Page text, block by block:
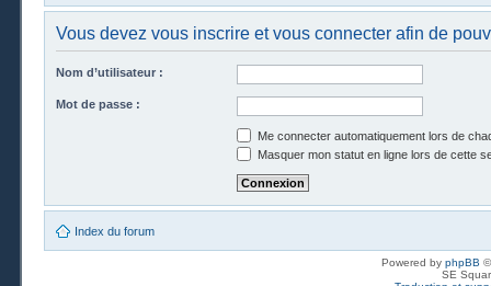
Vous devez vous inscrire et vous connecter afin de
Nom d’utilisateur :
Mot de passe :
Me connecter automatiquement lors de
Masquer mon statut en ligne lors de cette
Index du forum
Powered by phpBB
SE